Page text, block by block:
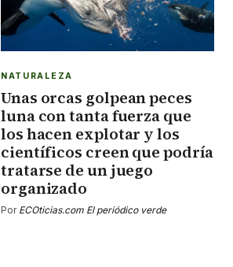
NATURALEZA
Unas orcas golpean peces
luna con tanta fuerza que
los hacen explotar y los
científicos creen que podría
tratarse de un juego
organizado
Por ECOticias.com El periódico verde